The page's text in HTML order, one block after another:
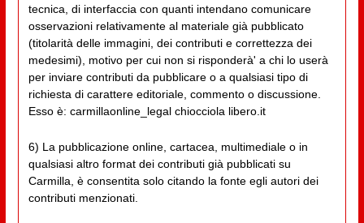
tecnica, di interfaccia con quanti intendano comunicare
osservazioni relativamente al materiale già pubblicato
(titolarità delle immagini, dei contributi e correttezza dei
medesimi), motivo per cui non si risponderà' a chi lo userà
per inviare contributi da pubblicare o a qualsiasi tipo di
richiesta di carattere editoriale, commento o discussione.
Esso è: carmillaonline_legal chiocciola libero.it
6) La pubblicazione online, cartacea, multimediale o in
qualsiasi altro format dei contributi già pubblicati su
Carmilla, è consentita solo citando la fonte egli autori dei
contributi menzionati.